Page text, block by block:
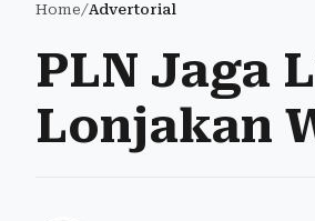
Home/Advertorial
PLN Jaga
Lonjakan